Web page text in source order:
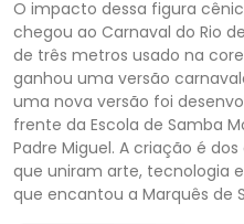
O impacto dessa figura
chegou ao Carnaval do Rio
de três metros usado na
ganhou uma versão
uma nova versão foi
frente da Escola de Samba
Padre Miguel. A criação é
que uniram arte, tecnologia
que encantou a Marquês de